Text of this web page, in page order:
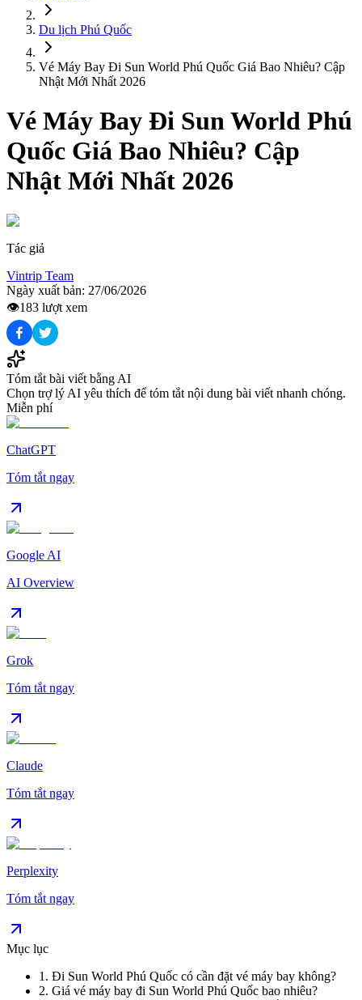
Du lịch Phú Quốc
Vé Máy Bay Đi Sun World Phú Quốc Giá Bao Nhiêu? Cập
Nhật Mới Nhất 2026
Vé Máy Bay Đi Sun World Phú
Quốc Giá Bao Nhiêu? Cập
Nhật Mới Nhất 2026
Tác giả
Vintrip Team
Ngày xuất bản: 27/06/2026
👁️183 lượt xem
Tóm tắt bài viết bằng AI
Chọn trợ lý AI yêu thích để tóm tắt nội dung bài viết nhanh chóng.
Miễn phí
ChatGPT
Tóm tắt ngay
Google AI
AI Overview
Grok
Tóm tắt ngay
Claude
Tóm tắt ngay
Perplexity
Tóm tắt ngay
Mục lục
1 . Đi Sun World Phú Quốc có cần đặt vé máy bay không?
2. Giá vé máy bay đi Sun World Phú Quốc bao nhiêu?